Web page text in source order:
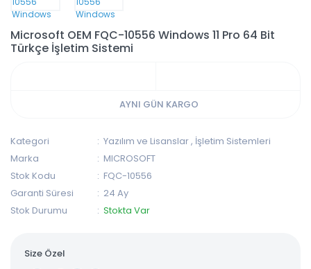
Microsoft OEM FQC-10556 Windows 11 Pro 64 Bit
Türkçe İşletim Sistemi
AYNI GÜN KARGO
Kategori Yazılım ve Lisanslar, İşletim Sistemleri
Marka
MICROSOFT
Stok Kodu
FQC-10556
Garanti Süresi
24 Ay
Stok Durumu
Stokta Var
Size Özel